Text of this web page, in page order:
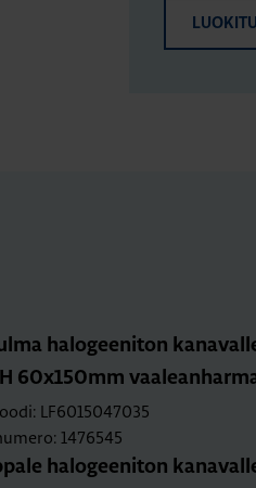
ha­lo­gee­ni­ton
60x150mm
LF6015047035
1476545
ha­lo­gee­ni­ton